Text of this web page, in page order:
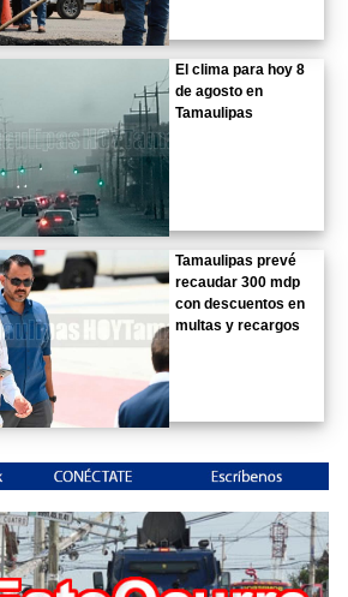
El clima para hoy 8
de agosto en
Tamaulipas
Tamaulipas prevé
recaudar 300 mdp
con descuentos en
multas y recargos